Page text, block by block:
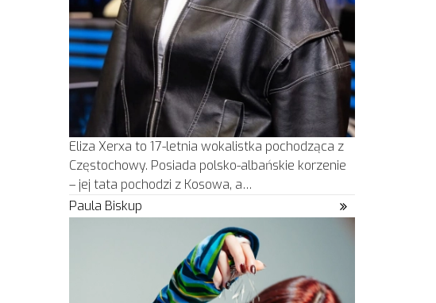
Eliza Xerxa to 17-letnia wokalistka pochodząca z
Częstochowy. Posiada polsko-albańskie korzenie
– jej tata pochodzi z Kosowa, a…
Paula Biskup